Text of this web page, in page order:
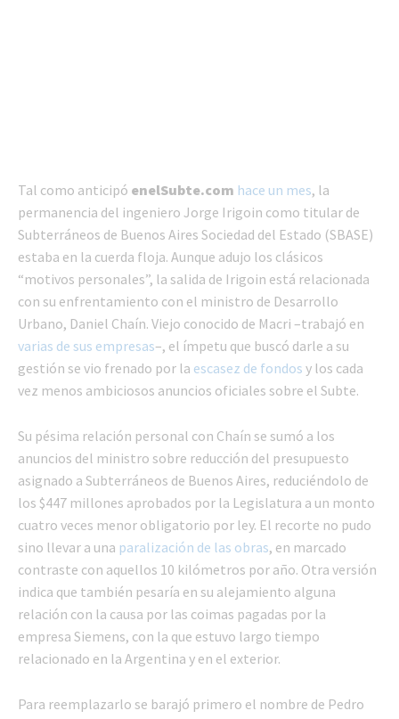
Tal como anticipó enelSubte.com hace un mes, la
permanencia del ingeniero Jorge Irigoin como titular de
Subterráneos de Buenos Aires Sociedad del Estado (SBASE)
estaba en la cuerda floja. Aunque adujo los clásicos
“motivos personales”, la salida de Irigoin está relacionada
con su enfrentamiento con el ministro de Desarrollo
Urbano, Daniel Chaín. Viejo conocido de Macri –trabajó en
varias de sus empresas–, el ímpetu que buscó darle a su
gestión se vio frenado por la escasez de fondos y los cada
vez menos ambiciosos anuncios oficiales sobre el Subte.
Su pésima relación personal con Chaín se sumó a los
anuncios del ministro sobre reducción del presupuesto
asignado a Subterráneos de Buenos Aires, reduciéndolo de
los $447 millones aprobados por la Legislatura a un monto
cuatro veces menor obligatorio por ley. El recorte no pudo
sino llevar a una paralización de las obras, en marcado
contraste con aquellos 10 kilómetros por año. Otra versión
indica que también pesaría en su alejamiento alguna
relación con la causa por las coimas pagadas por la
empresa Siemens, con la que estuvo largo tiempo
relacionado en la Argentina y en el exterior.
Para reemplazarlo se barajó primero el nombre de Pedro